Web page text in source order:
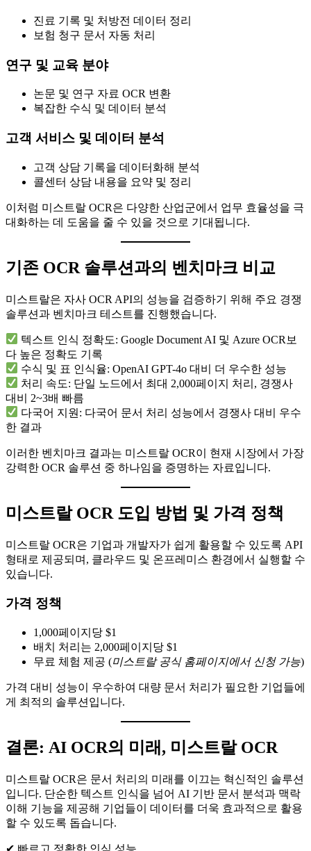
진료 기록 및 처방전 데이터 정리
보험 청구 문서 자동 처리
연구 및 교육 분야
논문 및 연구 자료 OCR 변환
복잡한 수식 및 데이터 분석
고객 서비스 및 데이터 분석
고객 상담 기록을 데이터화해 분석
콜센터 상담 내용을 요약 및 정리
이처럼 미스트랄 OCR은 다양한 산업군에서 업무 효율성을 극
대화하는 데 도움을 줄 수 있을 것으로 기대됩니다.
기존 OCR 솔루션과의 벤치마크 비교
미스트랄은 자사 OCR API의 성능을 검증하기 위해 주요 경쟁
솔루션과 벤치마크 테스트를 진행했습니다.
텍스트 인식 정확도: Google Document AI 및 Azure OCR보
다 높은 정확도 기록
수식 및 표 인식율: OpenAI GPT-4o 대비 더 우수한 성능
처리 속도: 단일 노드에서 최대 2,000페이지 처리, 경쟁사
대비 2~3배 빠름
다국어 지원: 다국어 문서 처리 성능에서 경쟁사 대비 우수
한 결과
이러한 벤치마크 결과는 미스트랄 OCR이 현재 시장에서 가장
강력한 OCR 솔루션 중 하나임을 증명하는 자료입니다.
미스트랄 OCR 도입 방법 및 가격 정책
미스트랄 OCR은 기업과 개발자가 쉽게 활용할 수 있도록 API
형태로 제공되며, 클라우드 및 온프레미스 환경에서 실행할 수
있습니다.
가격 정책
1,000페이지당 $1
배치 처리는 2,000페이지당 $1
무료 체험 제공 (미스트랄 공식 홈페이지에서 신청 가능)
가격 대비 성능이 우수하여 대량 문서 처리가 필요한 기업들에
게 최적의 솔루션입니다.
결론: AI OCR의 미래, 미스트랄 OCR
미스트랄 OCR은 문서 처리의 미래를 이끄는 혁신적인 솔루션
입니다. 단순한 텍스트 인식을 넘어 AI 기반 문서 분석과 맥락
이해 기능을 제공해 기업들이 데이터를 더욱 효과적으로 활용
할 수 있도록 돕습니다.
✔ 빠르고 정확한 인식 성능